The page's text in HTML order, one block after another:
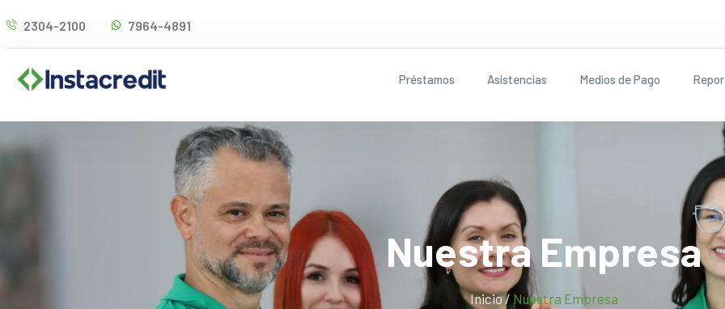
e
contenido
2304-2100 7964-4891
Préstamos Asistencias Medios de Pago
Nuestra Empresa
Inicio / Nuestra Empresa